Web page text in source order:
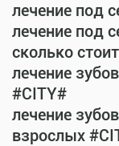
лечение под
лечение под
сколько
лечение
#CITY#
лечение
взрослых